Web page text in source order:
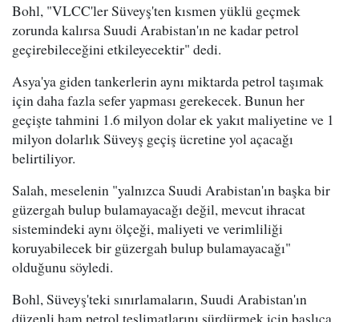
Bohl, "VLCC'ler Süveyş'ten kısmen yüklü geçmek
zorunda kalırsa Suudi Arabistan'ın ne kadar petrol
geçirebileceğini etkileyecektir" dedi.
Asya'ya giden tankerlerin aynı miktarda petrol taşımak
için daha fazla sefer yapması gerekecek. Bunun her
geçişte tahmini 1.6 milyon dolar ek yakıt maliyetine ve 1
milyon dolarlık Süveyş geçiş ücretine yol açacağı
belirtiliyor.
Salah, meselenin "yalnızca Suudi Arabistan'ın başka bir
güzergah bulup bulamayacağı değil, mevcut ihracat
sistemindeki aynı ölçeği, maliyeti ve verimliliği
koruyabilecek bir güzergah bulup bulamayacağı"
olduğunu söyledi.
Bohl, Süveyş'teki sınırlamaların, Suudi Arabistan'ın